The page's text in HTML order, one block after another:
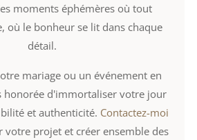
moments éphémères où tout
où le bonheur se lit dans chaque
détail.
mariage ou un événement en
honorée d'immortaliser votre jour
et authenticité. Contactez-moi
votre projet et créer ensemble des